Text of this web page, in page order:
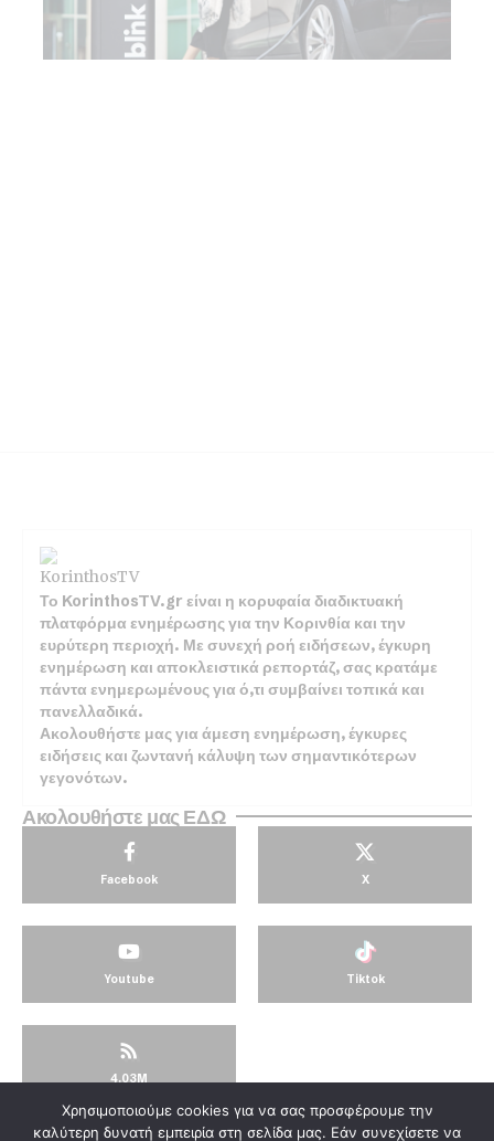
Το KorinthosTV.gr είναι η κορυφαία διαδικτυακή
πλατφόρμα ενημέρωσης για την Κορινθία και την
ευρύτερη περιοχή. Με συνεχή ροή ειδήσεων, έγκυρη
ενημέρωση και αποκλειστικά ρεπορτάζ, σας κρατάμε
πάντα ενημερωμένους για ό,τι συμβαίνει τοπικά και
πανελλαδικά.
Ακολουθήστε μας για άμεση ενημέρωση, έγκυρες
ειδήσεις και ζωντανή κάλυψη των σημαντικότερων
γεγονότων.
Ακολουθήστε μας ΕΔΩ
Facebook X
Youtube Tiktok
4.03M
© KorinthosTV @2025
Χρησιμοποιούμε cookies για να σας προσφέρουμε την
καλύτερη δυνατή εμπειρία στη σελίδα μας. Εάν συνεχίσετε να